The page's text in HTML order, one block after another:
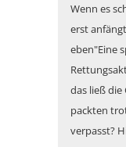
Wenn es
erst
eben"Eine
das ließ
packten
verpasst?